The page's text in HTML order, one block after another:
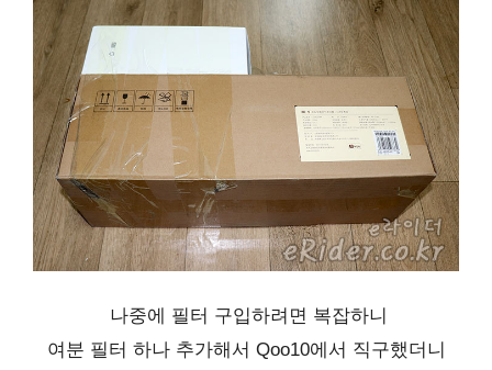
나중에 필터 구입하려면 복잡하니
여분 필터 하나 추가해서 Qoo10에서 직구했더니